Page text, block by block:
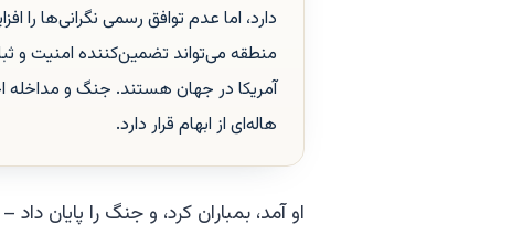
دارد، اما عدم توافق رسمی نگرانی‌ها
منطقه می‌تواند تضمین‌کننده امنیت و
آمریکا در جهان هستند. جنگ و مداخله
هاله‌ای از ابهام قرار دارد.
او آمد، بمباران کرد، و جنگ را پایان